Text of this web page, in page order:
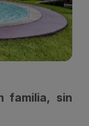
familia, sin